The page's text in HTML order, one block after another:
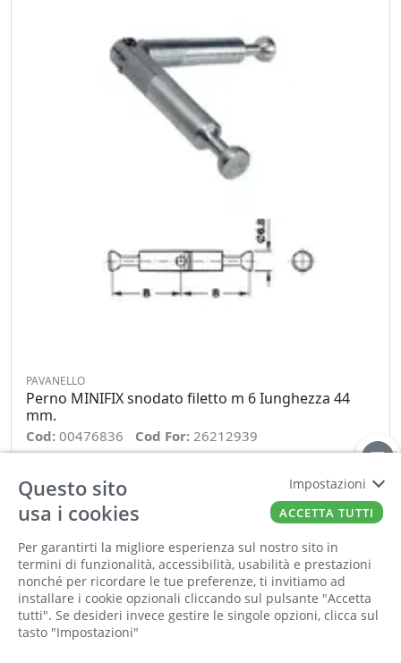
PAVANELLO
Perno MINIFIX snodato filetto m 6 Iunghezza 44
mm.
Cod: 00476836 Cod For: 26212939
Cod Tec:4005.08
− +
ORDINA
Questo sito
usa i cookies
Per garantirti la migliore esperienza sul nostro sito in
termini di funzionalità, accessibilità, usabilità e prestazioni
nonché per ricordare le tue preferenze, ti invitiamo ad
installare i cookie opzionali cliccando sul pulsante "Accetta
tutti". Se desideri invece gestire le singole opzioni, clicca sul
tasto "Impostazioni"
Impostazioni
ACCETTA TUTTI